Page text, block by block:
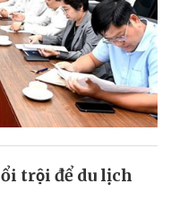
trội để du lịch